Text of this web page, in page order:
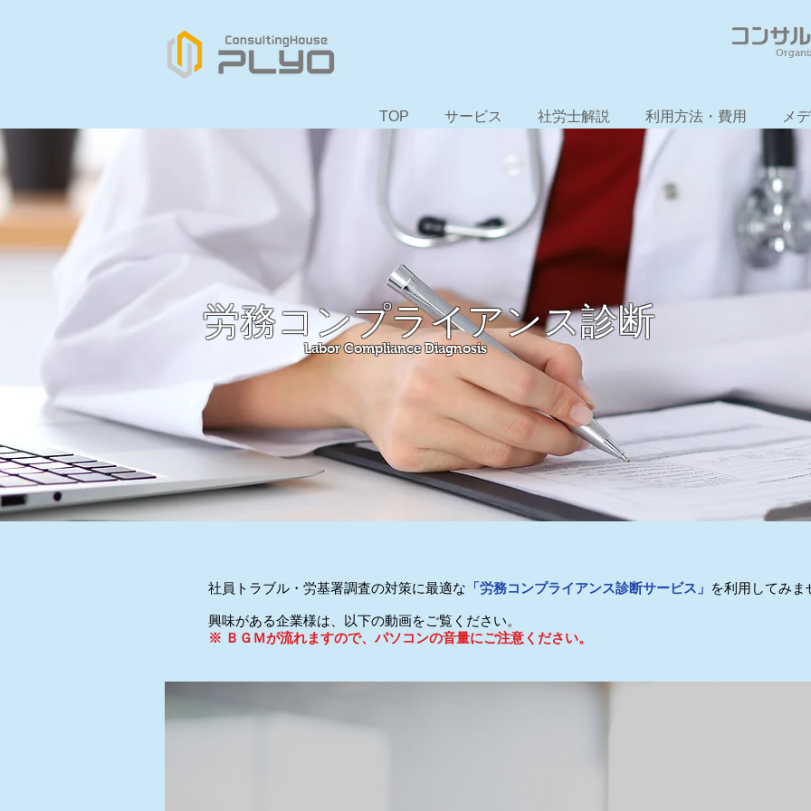
TOP サービス 社労士解説 利用方法・費用 メ
労務コンプライアンス診断
Labor Compliance Diagnosis
社員トラブル・労基署調査の対策に最適な 「労務コンプライアンス診断サービス」 を利用してみま
興味がある企業様は、以下の動画をご覧ください。
※ ＢＧＭが流れますので、パソコンの音量にご注意ください。